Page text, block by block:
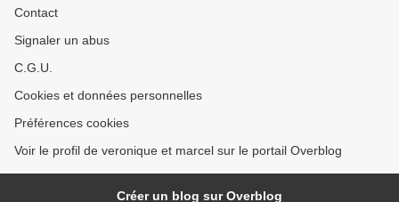
Contact
Signaler un abus
C.G.U.
Cookies et données personnelles
Préférences cookies
Voir le profil de veronique et marcel sur le portail Overblog
Créer un blog sur Overblog